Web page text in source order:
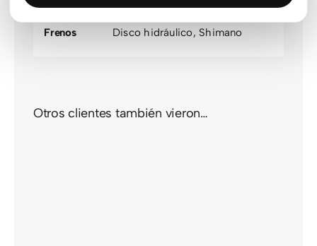
Velocidades
10 velocidades,11 velocidades
Frenos
Disco hidráulico, Shimano
Otros clientes también vieron…